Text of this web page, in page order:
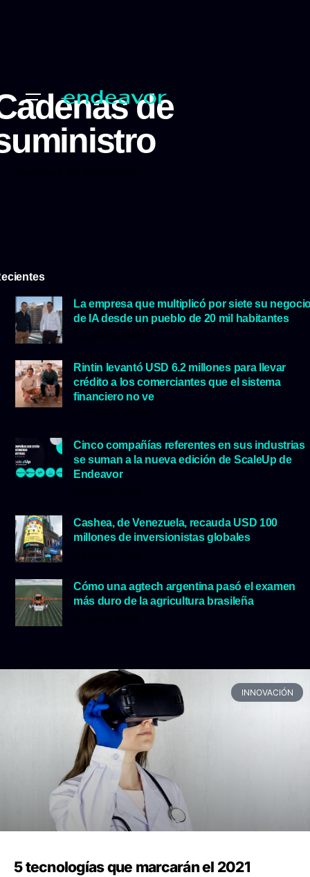
de
La empresa que multiplicó por siete su
de IA desde un pueblo de 20 mil habitantes
Rintin levantó USD 6.2 millones para llevar
crédito a los comerciantes que el sistema
financiero no ve
Cinco compañías referentes en sus industrias
se suman a la nueva edición de ScaleUp de
Endeavor
Cashea, de Venezuela, recauda USD 100
millones de inversionistas globales
Cómo una agtech argentina pasó el examen
más duro de la agricultura brasileña
INNOVACIÓN
5 tecnologías que marcarán el 2021